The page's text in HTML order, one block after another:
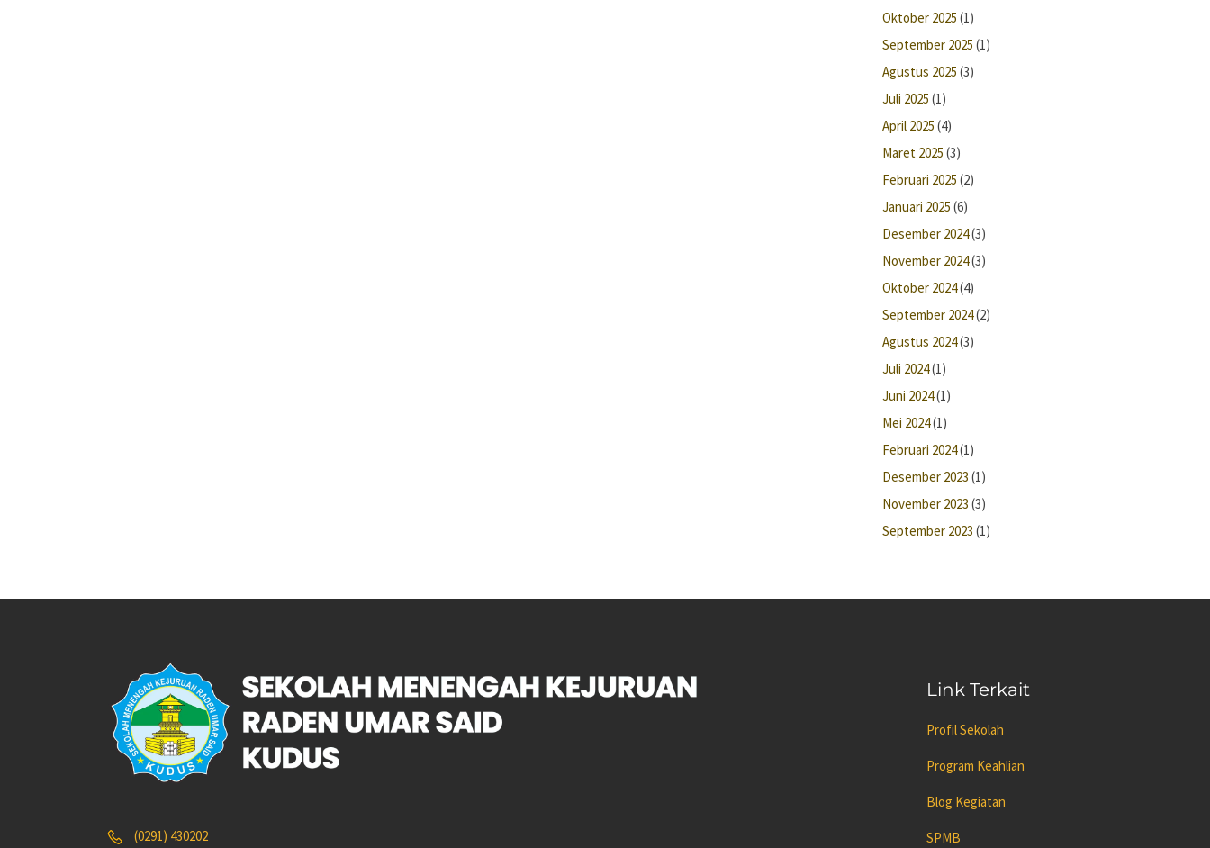
Oktober 2025 (1)
September 2025 (1)
Agustus 2025 (3)
Juli 2025 (1)
April 2025 (4)
Maret 2025 (3)
Februari 2025 (2)
Januari 2025 (6)
Desember 2024(3)
November 2024(3)
Oktober 2024(4)
September 2024(2)
Agustus 2024(3)
Juli 2024(1)
Juni 2024(1)
Mei 2024(1)
Februari 2024(1)
Desember 2023 (1)
November 2023 (3)
September 2023 (1)
(0291) 430202
Link Terkait
Profil Sekolah
Program Keahlian
Blog Kegiatan
SPMB